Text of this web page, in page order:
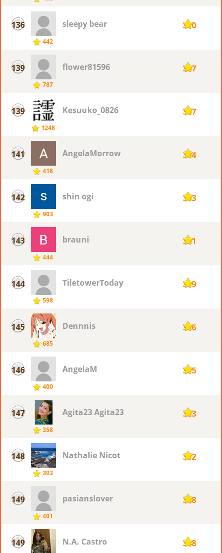
136
442
sleepy bear 370
139
787
flower81596 367
139
1248
Kesuuko_0826 367
141
418
AngelaMorrow 364
142
903
shin ogi 363
143
444
brauni 361
144
598
TiletowerToday 359
145
685
Dennnis 356
146
400
AngelaM 355
147
358
Agita23 Agita23 353
148
393
Nathalie Nicot 352
149
401
pasianslover 348
149 N.A. Castro 348